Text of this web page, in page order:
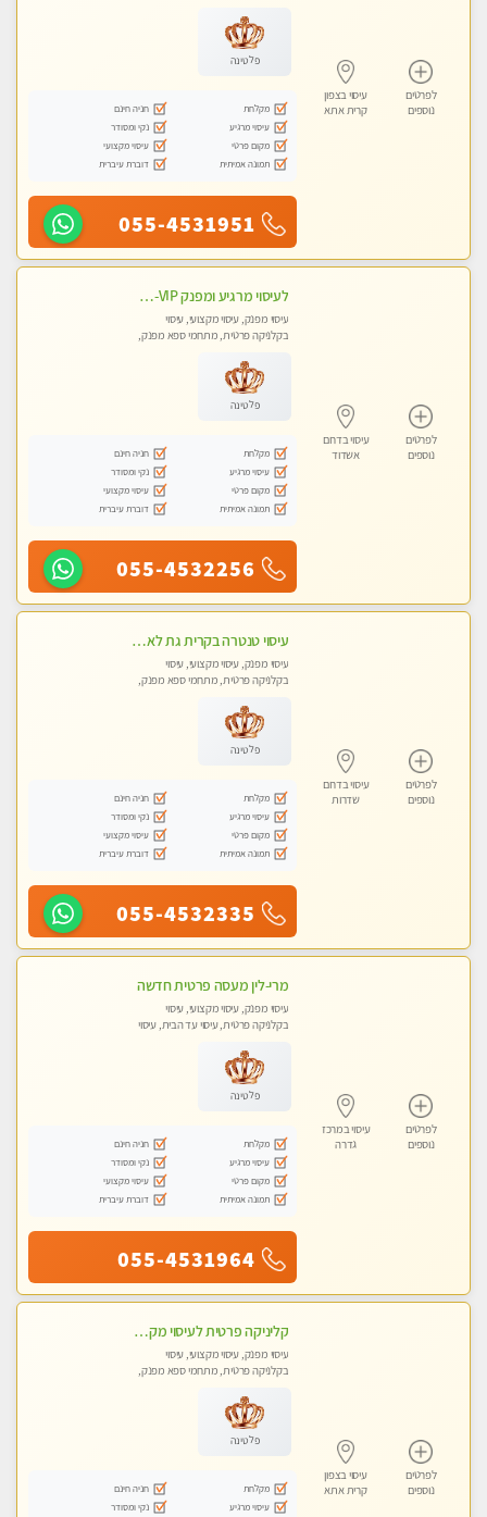
לפרטים
נוספים
עיסוי בצפון
קרית אתא
פלטינה
מקלחת
חניה חינם
עיסוי מרגיע
נקי ומסודר
מקום פרטי
עיסוי מקצועי
תמונה אמיתית
דוברת עיברית
055-4531951
לפרטים
נוספים
עיסוי בדרום
אשדוד
לעיסוי מרגיע ומפנק VIP-מומלץ לחלוטין! פרטי! ​​​​​​ Highly recommended
עיסוי מפנק, עיסוי מקצועי, עיסוי
בקלניקה פרטית, מתחמי ספא מפנק,
טנטרה
פלטינה
מקלחת
חניה חינם
עיסוי מרגיע
נקי ומסודר
מקום פרטי
עיסוי מקצועי
תמונה אמיתית
דוברת עיברית
055-4532256
לפרטים
נוספים
עיסוי בדרום
שדרות
עיסוי טנטרה בקרית גת לא מה שחשבת הרבה יותר ממה שדמיינת פרטי!!! Highly recommended
עיסוי מפנק, עיסוי מקצועי, עיסוי
בקלניקה פרטית, מתחמי ספא מפנק,
טנטרה
פלטינה
מקלחת
חניה חינם
עיסוי מרגיע
נקי ומסודר
מקום פרטי
עיסוי מקצועי
תמונה אמיתית
דוברת עיברית
055-4532335
לפרטים
נוספים
עיסוי במרכז
גדרה
מרי-לין מעסה פרטית חדשה
עיסוי מפנק, עיסוי מקצועי, עיסוי
בקלניקה פרטית, עיסוי עד הבית, עיסוי
פלטינה
מקלחת
חניה חינם
עיסוי מרגיע
נקי ומסודר
מקום פרטי
עיסוי מקצועי
תמונה אמיתית
דוברת עיברית
055-4531964
לפרטים
נוספים
עיסוי בצפון
קרית אתא
קליניקה פרטית לעיסוי מקצועי ואלטרנטיבי ברמה גבוהה VIP תתקשר ..... highly recommended..new in the city
עיסוי מפנק, עיסוי מקצועי, עיסוי
בקלניקה פרטית, מתחמי ספא מפנק,
טנטרה, עיסוי מגבר לגבר, עיסוי מגבר
לאישה
פלטינה
מקלחת
חניה חינם
עיסוי מרגיע
נקי ומסודר